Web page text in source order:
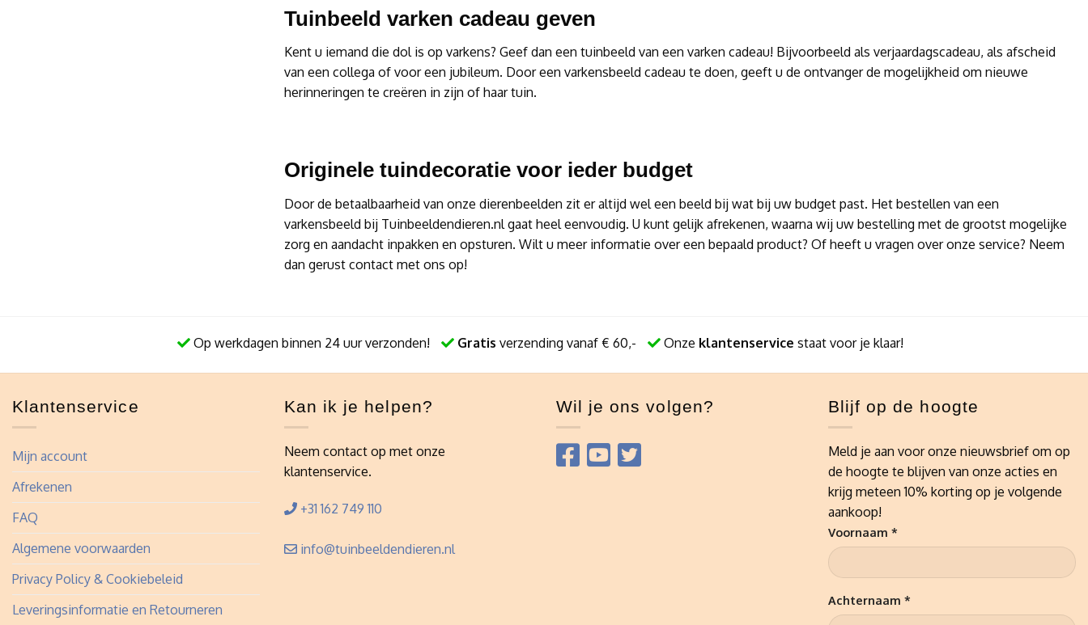
Tuinbeeld varken cadeau geven
Kent u iemand die dol is op varkens? Geef dan een tuinbeeld van een varken cadeau! Bijvoorbeeld als verjaardagscadeau, als afscheid
van een collega of voor een jubileum. Door een varkensbeeld cadeau te doen, geeft u de ontvanger de mogelijkheid om nieuwe
herinneringen te creëren in zijn of haar tuin.
Originele tuindecoratie voor ieder budget
Door de betaalbaarheid van onze dierenbeelden zit er altijd wel een beeld bij wat bij uw budget past. Het bestellen van een
varkensbeeld bij Tuinbeeldendieren.nl gaat heel eenvoudig. U kunt gelijk afrekenen, waarna wij uw bestelling met de grootst mogelijke
zorg en aandacht inpakken en opsturen. Wilt u meer informatie over een bepaald product? Of heeft u vragen over onze service? Neem
dan gerust contact met ons op!
Op werkdagen binnen 24 uur verzonden! Gratis verzending vanaf € 60,- Onze klantenservice staat voor je klaar!
Klantenservice
Mijn account
Afrekenen
FAQ
Algemene voorwaarden
Privacy Policy & Cookiebeleid
Leveringsinformatie en Retourneren
Kan ik je helpen?
Neem contact op met onze
klantenservice.
+31 162 749 110
info@tuinbeeldendieren.nl
Wil je ons volgen? Blijf op de hoogte
Meld je aan voor onze nieuwsbrief om op
de hoogte te blijven van onze acties en
krijg meteen 10% korting op je volgende
aankoop!
Voornaam *
Achternaam *